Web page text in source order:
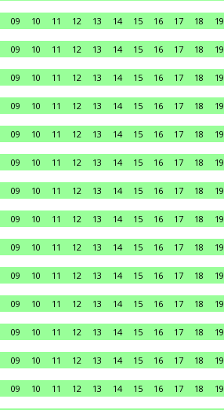
09 10 11 12 13 14 15 16 17 18 19
09 10 11 12 13 14 15 16 17 18 19
09 10 11 12 13 14 15 16 17 18 19
09 10 11 12 13 14 15 16 17 18 19
09 10 11 12 13 14 15 16 17 18 19
09 10 11 12 13 14 15 16 17 18 19
09 10 11 12 13 14 15 16 17 18 19
09 10 11 12 13 14 15 16 17 18 19
09 10 11 12 13 14 15 16 17 18 19
09 10 11 12 13 14 15 16 17 18 19
09 10 11 12 13 14 15 16 17 18 19
09 10 11 12 13 14 15 16 17 18 19
09 10 11 12 13 14 15 16 17 18 19
09 10 11 12 13 14 15 16 17 18 19